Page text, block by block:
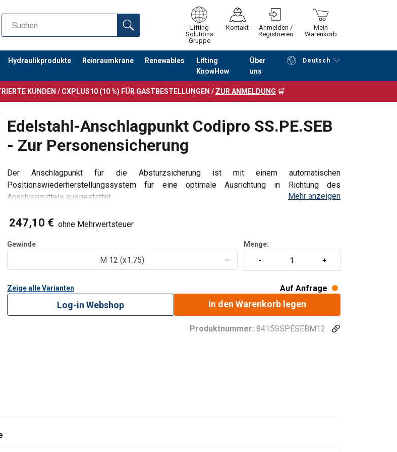
Lifting
Solutions
Gruppe
Kontakt
Anmelden /
Registrieren
Mein
Warenkorb
Hydraulikprodukte Reinraumkrane Renewables
Lifting
KnowHow
Über
uns
Deutsch
Fortfahren Zur Kasse
KUNDEN / CXPLUS10 (10 %) FÜR GASTBESTELLUNGEN / ZUR ANMELDUNG 🛒
Edelstahl-Anschlagpunkt Codipro SS.PE.SEB
- Zur Personensicherung
Der Anschlagpunkt für die Absturzsicherung ist mit einem automatischen
Positionswiederherstellungssystem für eine optimale Ausrichtung in Richtung des
Anschlagmittels ausgestattet.
360° drehbar.
Mehr anzeigen
247,10 € ohne Mehrwertsteuer
Gewinde
M 12 (x1.75)
Menge:
Zeige alle Varianten Auf Anfrage
Log-in Webshop In den Warenkorb legen
Produktnummer: 8415SSPESEBM12